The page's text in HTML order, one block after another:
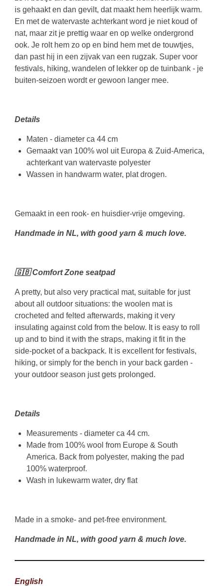
is gehaakt en dan gevilt, dat maakt hem heerlijk warm.
En met de watervaste achterkant word je niet koud of
nat, maar zit je prettig waar en op welke ondergrond
ook. Je rolt hem zo op en bind hem met de touwtjes,
dan past hij in een zijvak van een rugzak. Super voor
festivals, hiking, wandelen of lekker op de tuinbank - je
buiten-seizoen wordt er gewoon langer mee.
Details
Maten - diameter ca 44 cm
Gemaakt van 100% wol uit Europa & Zuid-America,
achterkant van watervaste polyester
Wassen in handwarm water, plat drogen.
Gemaakt in een rook- en huisdier-vrije omgeving.
Handmade in NL, with good yarn & much love.
🇬🇧 Comfort Zone seatpad
A pretty, but also very practical mat, suitable for just
about all outdoor situations: the woolen mat is
crocheted and felted afterwards, making it very
insulating against cold from the below. It is easy to roll
up and to bind it with the straps, making it fit in the
side-pocket of a backpack. It is excellent for festivals,
hiking, or simply for the bench in your back garden -
your outdoor season just gets prolonged.
Details
Measurements - diameter ca 44 cm.
Made from 100% wool from Europe & South
America. Back from polyester, making the pad
100% waterproof.
Wash in lukewarm water, dry flat
Made in a smoke- and pet-free environment.
Handmade in NL, with good yarn & much love.
English